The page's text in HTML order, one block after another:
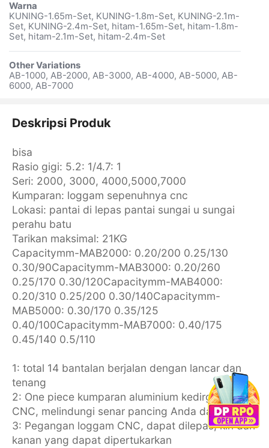
Warna
KUNING-1.65m-Set, KUNING-1.8m-Set, KUNING-2.1m-
Set, KUNING-2.4m-Set, hitam-1.65m-Set, hitam-1.8m-
Set, hitam-2.1m-Set, hitam-2.4m-Set
Other Variations
AB-1000, AB-2000, AB-3000, AB-4000, AB-5000, AB-
6000, AB-7000
Deskripsi Produk
bisa
Rasio gigi: 5.2: 1/4.7: 1
Seri: 2000, 3000, 4000,5000,7000
Kumparan: loggam sepenuhnya cnc
Lokasi: pantai di lepas pantai sungai u sungai
perahu batu
Tarikan maksimal: 21KG
Capacitymm-MAB2000: 0.20/200 0.25/130
0.30/90Capacitymm-MAB3000: 0.20/260
0.25/170 0.30/120Capacitymm-MAB4000:
0.20/310 0.25/200 0.30/140Capacitymm-
MAB5000: 0.30/170 0.35/125
0.40/100Capacitymm-MAB7000: 0.40/175
0.45/140 0.5/110
1: total 14 bantalan berjalan dengan lancar dan
tenang
2: One piece kumparan aluminium kedirgantaraan
CNC, melindungi senar pancing Anda dari awal
3: Pegangan loggam CNC, dapat dilepas, kiri dan
kanan yang dapat dipertukarkan